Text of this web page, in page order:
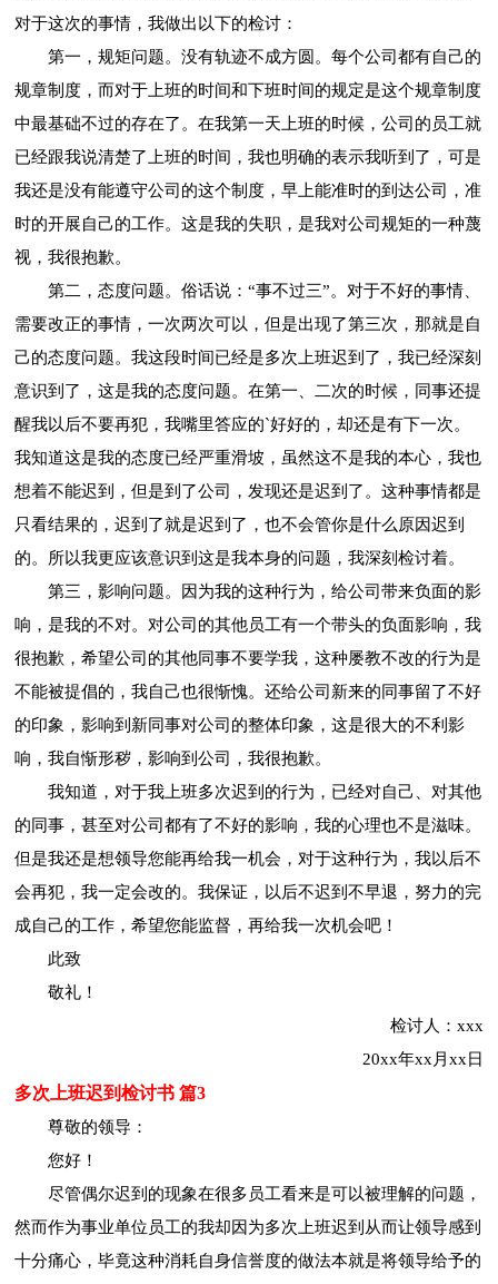
对于这次的事情，我做出以下的检讨：
第一，规矩问题。没有轨迹不成方圆。每个公司都有自己的
规章制度，而对于上班的时间和下班时间的规定是这个规章制度
中最基础不过的存在了。在我第一天上班的时候，公司的员工就
已经跟我说清楚了上班的时间，我也明确的表示我听到了，可是
我还是没有能遵守公司的这个制度，早上能准时的到达公司，准
时的开展自己的工作。这是我的失职，是我对公司规矩的一种蔑
视，我很抱歉。
第二，态度问题。俗话说：“事不过三”。对于不好的事情、
需要改正的事情，一次两次可以，但是出现了第三次，那就是自
己的态度问题。我这段时间已经是多次上班迟到了，我已经深刻
意识到了，这是我的态度问题。在第一、二次的时候，同事还提
醒我以后不要再犯，我嘴里答应的`好好的，却还是有下一次。
我知道这是我的态度已经严重滑坡，虽然这不是我的本心，我也
想着不能迟到，但是到了公司，发现还是迟到了。这种事情都是
只看结果的，迟到了就是迟到了，也不会管你是什么原因迟到
的。所以我更应该意识到这是我本身的问题，我深刻检讨着。
第三，影响问题。因为我的这种行为，给公司带来负面的影
响，是我的不对。对公司的其他员工有一个带头的负面影响，我
很抱歉，希望公司的其他同事不要学我，这种屡教不改的行为是
不能被提倡的，我自己也很惭愧。还给公司新来的同事留了不好
的印象，影响到新同事对公司的整体印象，这是很大的不利影
响，我自惭形秽，影响到公司，我很抱歉。
我知道，对于我上班多次迟到的行为，已经对自己、对其他
的同事，甚至对公司都有了不好的影响，我的心理也不是滋味。
但是我还是想领导您能再给我一机会，对于这种行为，我以后不
会再犯，我一定会改的。我保证，以后不迟到不早退，努力的完
成自己的工作，希望您能监督，再给我一次机会吧！
此致
敬礼！
检讨人：xxx
20xx年xx月xx日
多次上班迟到检讨书 篇3
尊敬的领导：
您好！
尽管偶尔迟到的现象在很多员工看来是可以被理解的问题，
然而作为事业单位员工的我却因为多次上班迟到从而让领导感到
十分痛心，毕竟这种消耗自身信誉度的做法本就是将领导给予的